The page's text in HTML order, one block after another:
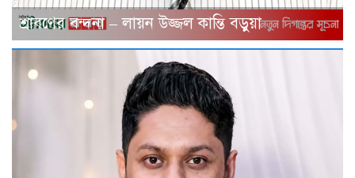
শ্রাবণের বন্দনা – লায়ন উজ্জল কান্তি বড়ুয়া